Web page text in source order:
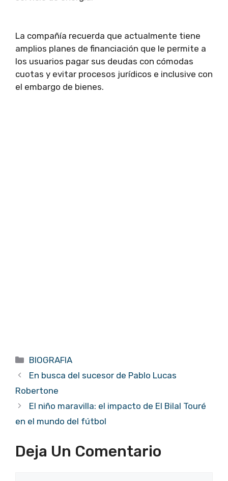
La compañía recuerda que actualmente tiene
amplios planes de financiación que le permite a
los usuarios pagar sus deudas con cómodas
cuotas y evitar procesos jurídicos e inclusive con
el embargo de bienes.
Categorías
BIOGRAFIA
En busca del sucesor de Pablo Lucas
Robertone
El niño maravilla: el impacto de El Bilal Touré
en el mundo del fútbol
Deja Un Comentario